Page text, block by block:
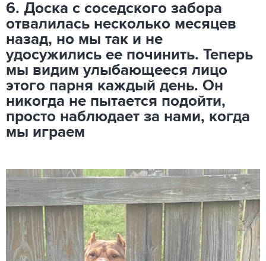
6. Доска с соседского забора
отвалилась несколько месяцев
назад, но мы так и не
удосужились ее починить. Теперь
мы видим улыбающееся лицо
этого парня каждый день. Он
никогда не пытается подойти,
просто наблюдает за нами, когда
мы играем